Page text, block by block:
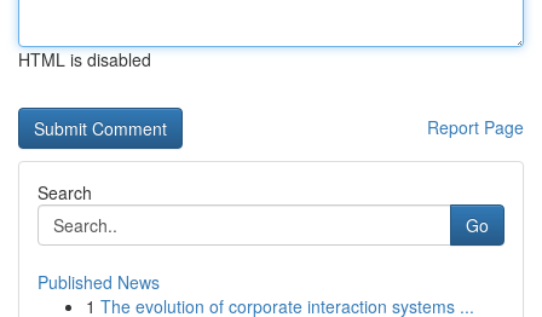
HTML is disabled
Report Page
Search
Go
Published News
1 The evolution of corporate interaction systems ...